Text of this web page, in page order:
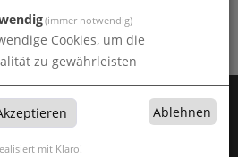
Lettershop Dresden in Sachsen
Sie mit:
(immer notwendig)
Cookies, um die
zu gewährleisten
Ablehnen
mit Klaro!